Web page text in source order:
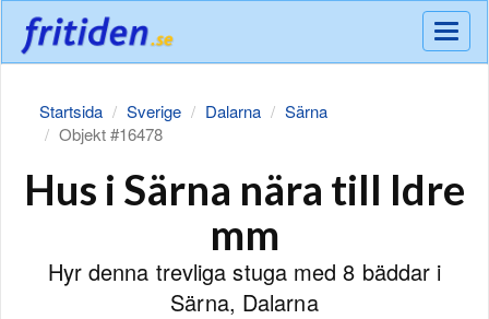
Meny
Startsida Sverige Dalarna
Särna
Objekt #16478
Hus i Särna nära till Idre
mm
Hyr denna trevliga stuga med 8 bäddar i
Särna, Dalarna